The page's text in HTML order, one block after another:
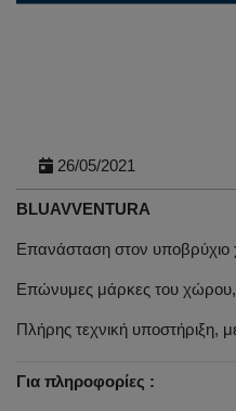
26/05/2021
BLUAVVENTURA
Επανάσταση στον
Επώνυμες μάρκες του
Πλήρης τεχνική υποστήριξη,
Για πληροφορίες :